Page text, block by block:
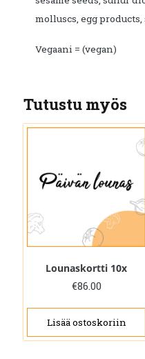
molluscs, egg products,
Vegaani = (vegan)
Tutustu myös
Lounaskortti 10x
€86.00
Lisää ostoskoriin